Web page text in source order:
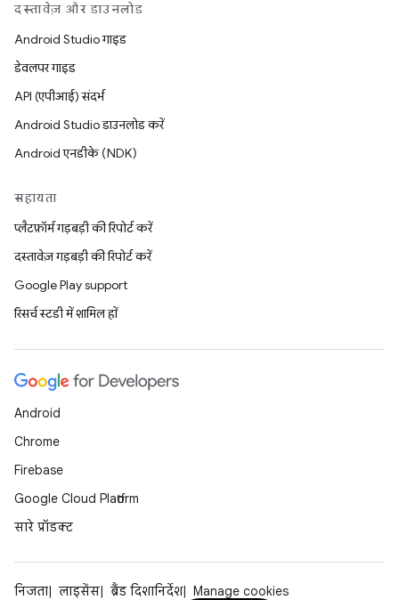
दस्तावेज़ और डाउनलोड
Android Studio गाइड
डेवलपर गाइड
API (एपीआई) संदर्भ
Android Studio डाउनलोड करें
Android एनडीके (NDK)
सहायता
प्लैटफ़ॉर्म गड़बड़ी की रिपोर्ट करें
दस्तावेज़ गड़बड़ी की रिपोर्ट करें
Google Play support
रिसर्च स्टडी में शामिल हों
Android
Chrome
Firebase
Google Cloud Platform
सारे प्रॉडक्ट
निजता लाइसेंस ब्रैंड दिशानिर्देश Manage cookies